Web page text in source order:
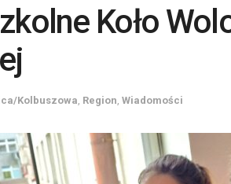
Koło
Kolbuszowa Region Wiadomości